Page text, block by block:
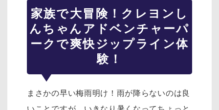
家族で大冒険！クレヨンし
んちゃんアドベンチャーパ
ークで爽快ジップライン体
験！
まさかの早い梅雨明け！雨が降らないのは良